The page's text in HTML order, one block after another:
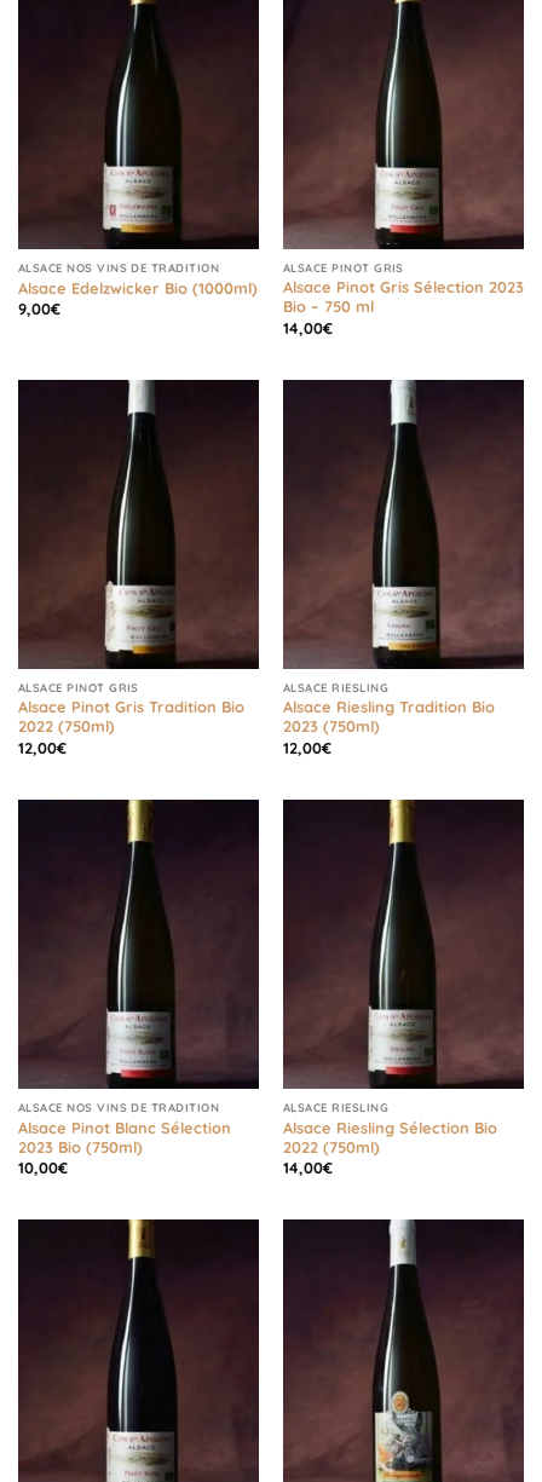
ALSACE NOS VINS DE TRADITION
Alsace Edelzwicker Bio (1000ml)
9,00€
ALSACE PINOT GRIS
Alsace Pinot Gris Sélection 2023
Bio – 750 ml
14,00€
ALSACE PINOT GRIS
Alsace Pinot Gris Tradition Bio
2022 (750ml)
12,00€
ALSACE RIESLING
Alsace Riesling Tradition Bio
2023 (750ml)
12,00€
ALSACE NOS VINS DE TRADITION
Alsace Pinot Blanc Sélection
2023 Bio (750ml)
10,00€
ALSACE RIESLING
Alsace Riesling Sélection Bio
2022 (750ml)
14,00€